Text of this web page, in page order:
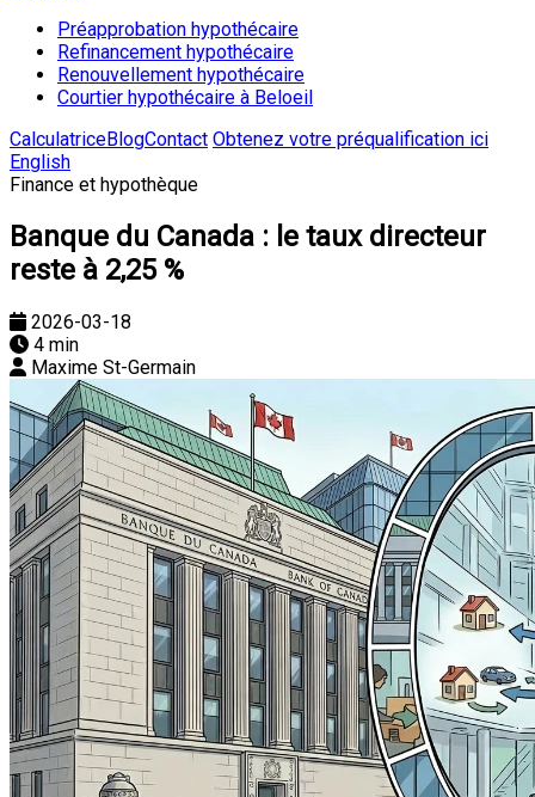
Préapprobation hypothécaire
Refinancement hypothécaire
Renouvellement hypothécaire
Courtier hypothécaire à Beloeil
CalculatriceBlogContact Obtenez votre préqualification ici
English
Finance et hypothèque
Banque du Canada : le taux directeur
reste à 2,25 %
2026-03-18
4 min
Maxime St-Germain